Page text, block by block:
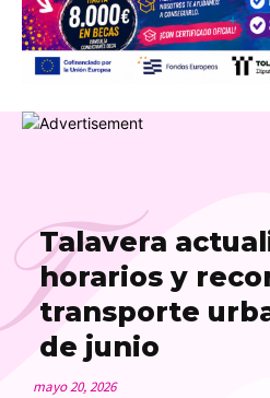
Talavera
horarios y
transporte
de junio
mayo 20, 2026